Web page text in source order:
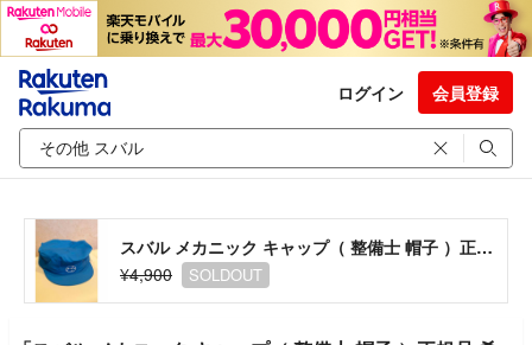
ログイン 会員登録
スバル メカニック キャップ（ 整備士 帽子 ）正規品 希少 新品
¥4,900
SOLDOUT